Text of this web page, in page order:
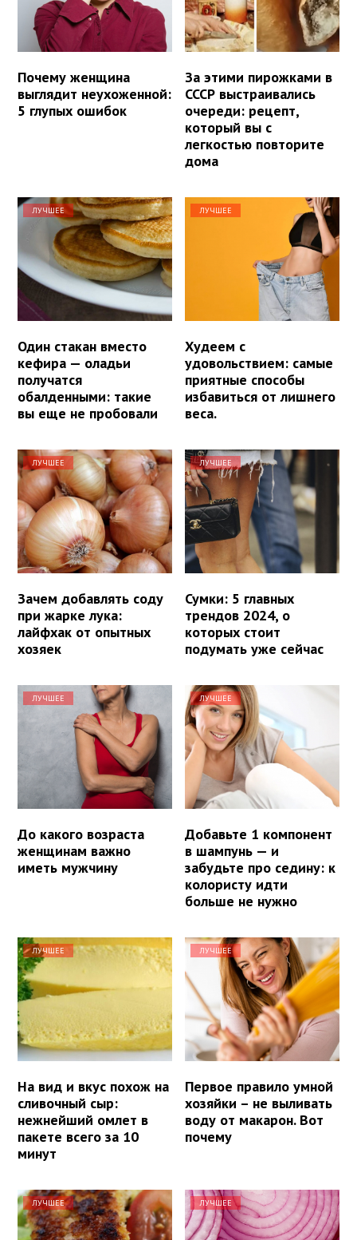
Почему женщина
выглядит неухоженной:
5 глупых ошибок
За этими пирожками в
СССР выстраивались
очереди: рецепт,
который вы с
легкостью повторите
дома
ЛУЧШЕЕ
Один стакан вместо
кефира — оладьи
получатся
обалденными: такие
вы еще не пробовали
ЛУЧШЕЕ
Худеем с
удовольствием: самые
приятные способы
избавиться от лишнего
веса.
ЛУЧШЕЕ
Зачем добавлять соду
при жарке лука:
лайфхак от опытных
хозяек
ЛУЧШЕЕ
Сумки: 5 главных
трендов 2024, о
которых стоит
подумать уже сейчас
ЛУЧШЕЕ
До какого возраста
женщинам важно
иметь мужчину
ЛУЧШЕЕ
Добавьте 1 компонент
в шампунь — и
забудьте про седину: к
колористу идти
больше не нужно
ЛУЧШЕЕ
На вид и вкус похож на
сливочный сыр:
нежнейший омлет в
пакете всего за 10
минут
ЛУЧШЕЕ
Первое правило умной
хозяйки – не выливать
воду от макарон. Вот
почему
ЛУЧШЕЕ ЛУЧШЕЕ